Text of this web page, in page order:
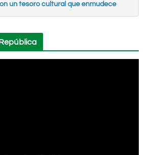
un tesoro cultural que enmudece